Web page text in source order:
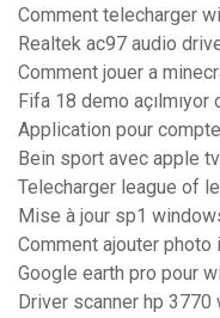
Comment telecharger
Realtek ac97 audio
Comment jouer a
Fifa 18 demo açılmıyor
Application pour
Bein sport avec apple tv
Telecharger league of
Mise à jour sp1
Comment ajouter photo
Google earth pro pour
Driver scanner hp